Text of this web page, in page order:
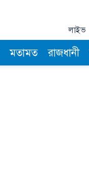
লাইভ
মতামত রাজধানী